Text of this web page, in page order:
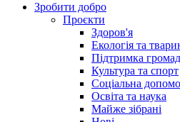
Зробити добро
Проєкти
Здоров'я
Екологія та
Підтримка
Культура та спорт
Соціальна
Освіта та наука
Майже зібрані